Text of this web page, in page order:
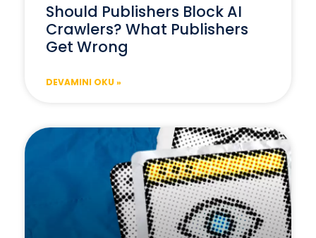
Should Publishers Block AI
Crawlers? What Publishers
Get Wrong
DEVAMINI OKU »